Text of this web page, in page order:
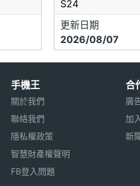
S24
更新日期
2026/08/07
手機王
關於我們
聯絡我們
隱私權政策
智慧財產權聲明
FB登入問題
合
廣
加
新